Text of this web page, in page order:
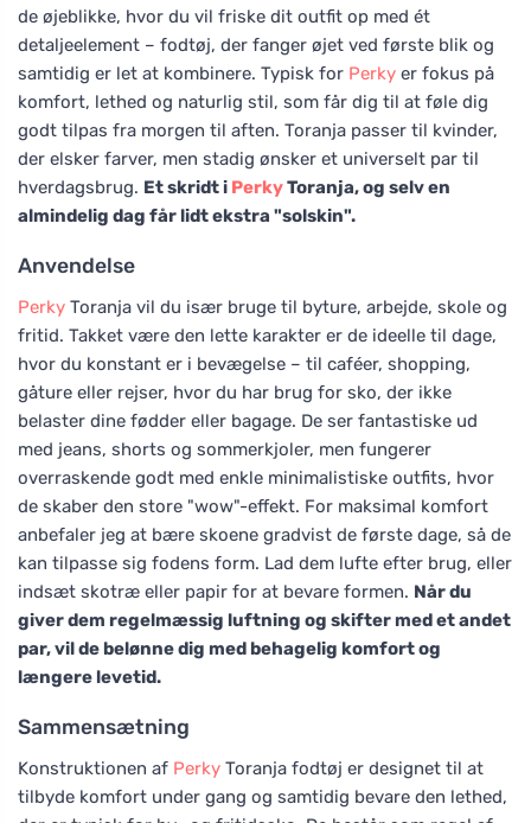
de øjeblikke, hvor du vil friske dit outfit op med ét
detaljeelement – fodtøj, der fanger øjet ved første blik og
samtidig er let at kombinere. Typisk for Perky er fokus på
komfort, lethed og naturlig stil, som får dig til at føle dig
godt tilpas fra morgen til aften. Toranja passer til kvinder,
der elsker farver, men stadig ønsker et universelt par til
hverdagsbrug. Et skridt i PerkyToranja, og selv en
almindelig dag får lidt ekstra "solskin".
Anvendelse
Perky Toranja vil du især bruge til byture, arbejde, skole og
fritid. Takket være den lette karakter er de ideelle til dage,
hvor du konstant er i bevægelse – til caféer, shopping,
gåture eller rejser, hvor du har brug for sko, der ikke
belaster dine fødder eller bagage. De ser fantastiske ud
med jeans, shorts og sommerkjoler, men fungerer
overraskende godt med enkle minimalistiske outfits, hvor
de skaber den store "wow"-effekt. For maksimal komfort
anbefaler jeg at bære skoene gradvist de første dage, så de
kan tilpasse sig fodens form. Lad dem lufte efter brug, eller
indsæt skotræ eller papir for at bevare formen. Når du
giver dem regelmæssig luftning og skifter med et andet
par, vil de belønne dig med behagelig komfort og
længere levetid.
Sammensætning
Konstruktionen af Perky Toranja fodtøj er designet til at
tilbyde komfort under gang og samtidig bevare den lethed,